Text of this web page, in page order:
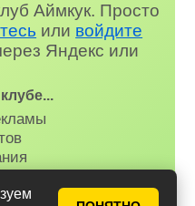
Аймкук. Просто
или войдите
Яндекс или